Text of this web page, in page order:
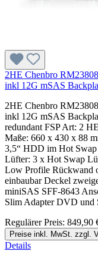
2HE Chenbro
inkl 12G mSAS
2HE Chenbro
inkl 12G mSAS
redundant FSP Art: 2
Maße: 660 x 430 x 88
3,5“ HDD im Hot
Lüfter: 3 x Hot Swap
Low Profile Rückwand
einbaubar Deckel
miniSAS SFF-8643
Slim Adapter DVD und
Regulärer Preis: 849,90
Preise inkl. MwSt. zzgl.
Details